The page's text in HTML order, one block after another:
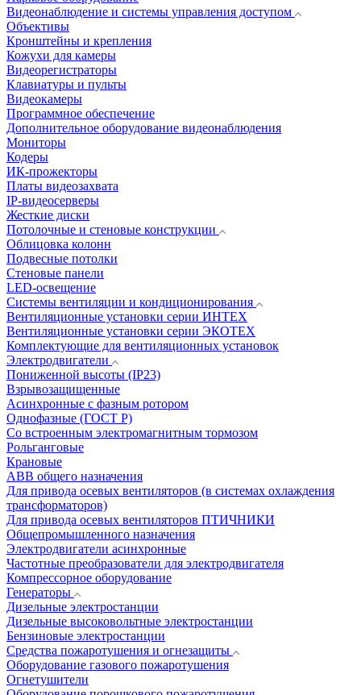
Видеонаблюдение и системы управления доступом
Объективы
Кронштейны и крепления
Кожухи для камеры
Видеорегистраторы
Клавиатуры и пульты
Видеокамеры
Программное обеспечение
Дополнительное оборудование видеонаблюдения
Мониторы
Кодеры
ИК-прожекторы
Платы видеозахвата
IP-видеосерверы
Жесткие диски
Потолочные и стеновые конструкции
Облицовка колонн
Подвесные потолки
Стеновые панели
LED-освещение
Системы вентиляции и кондиционирования
Вентиляционные установки серии ИНТЕХ
Вентиляционные установки серии ЭКОТЕХ
Комплектующие для вентиляционных установок
Электродвигатели
Пониженной высоты (IP23)
Взрывозащищенные
Асинхронные с фазным ротором
Однофазные (ГОСТ Р)
Со встроенным электромагнитным тормозом
Рольганговые
Крановые
АВВ общего назначения
Для привода осевых вентиляторов (в системах охлаждения
трансформаторов)
Для привода осевых вентиляторов ПТИЧНИКИ
Общепромышленного назначения
Электродвигатели асинхронные
Частотные преобразователи для электродвигателя
Компрессорное оборудование
Генераторы
Дизельные электростанции
Дизельные высоковольтные электростанции
Бензиновые электростанции
Средства пожаротушения и огнезащиты
Оборудование газового пожаротушения
Огнетушители